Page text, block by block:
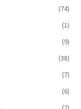
(74)
(1)
(9)
(38)
(7)
(6)